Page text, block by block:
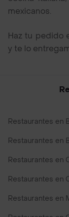
mexicanos.
Haz tu pedido
y te lo
Restaurantes en
Restaurantes en
Restaurantes en
Restaurantes en
Restaurantes en